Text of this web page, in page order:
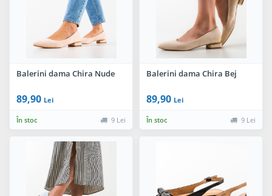
Balerini dama Chira Nude
89,90 Lei
În stoc 9 Lei
Balerini dama Chira Bej
89,90 Lei
În stoc 9 Lei